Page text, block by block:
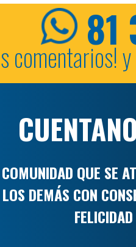
81
QUE SE
DEMÁS CON